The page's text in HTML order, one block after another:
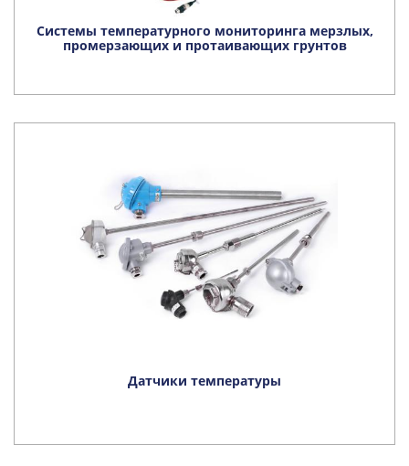
Системы температурного мониторинга мерзлых,
промерзающих и протаивающих грунтов
Датчики температуры